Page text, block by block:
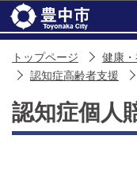
トップページ 健康
認知症高齢者支援
認知症個人